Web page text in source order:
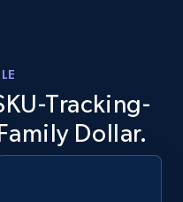
Seller rating,
Root category, and
Tracking-
Dollar.